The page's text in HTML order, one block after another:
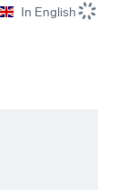
In English